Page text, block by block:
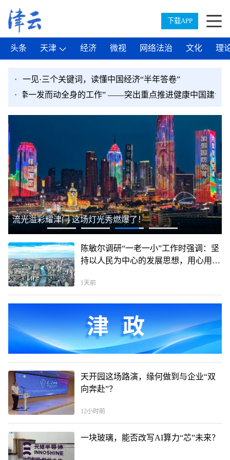
下载APP
头条 天津 经济 微视 网络法治 文化 理
·
一见·三个关键词，读懂中国经济“半年答卷”
·
广、牵一发而动全身的工作” ——突出重点推进健康中国建设观
流光溢彩耀津门 这场灯光秀燃爆了！
陈敏尔调研“一老一小”工作时强调：坚
持以人民为中心的发展思想，用心用情
1天前
天开园这场路演，缘何做到与企业“双
向奔赴”？
12小时前
一块玻璃，能否改写AI算力“芯”未来？